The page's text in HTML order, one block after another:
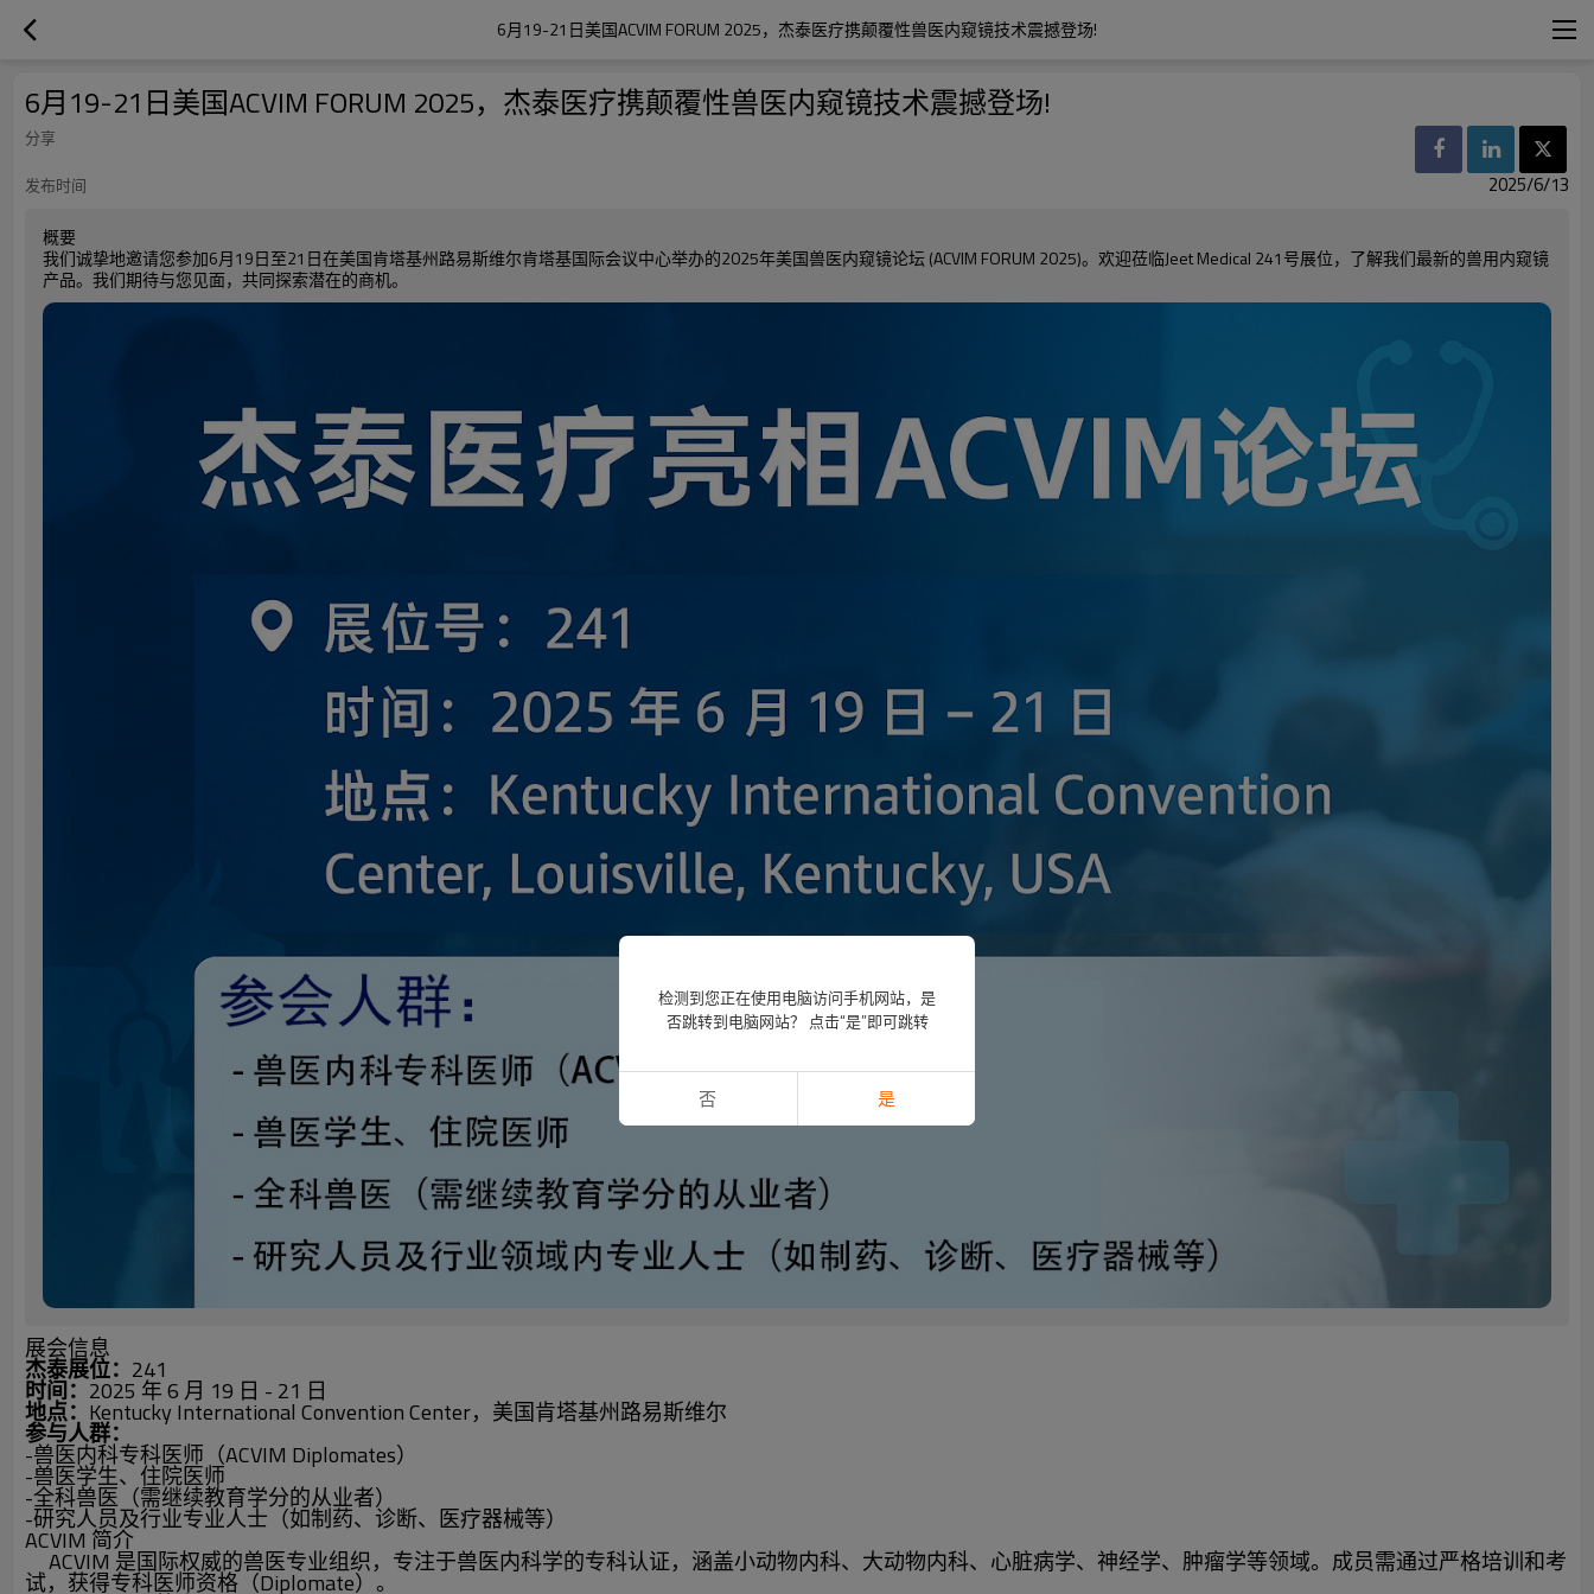
6月19-21日美国ACVIM FORUM 2025，杰泰医疗携颠覆性兽医内窥镜技术震撼登场!
6月19-21日美国ACVIM FORUM 2025，杰泰医疗携颠覆性兽医内窥镜技术震撼登场!
分享
发布时间
2025/6/13
概要
我们诚挚地邀请您参加6月19日至21日在美国肯塔基州路易斯维尔肯塔基国际会议中心举办的2025年美国兽医内窥镜论坛 (ACVIM FORUM 2025)。欢迎莅临Jeet Medical 241号展位，了解我们最新的兽用内窥镜
产品。我们期待与您见面，共同探索潜在的商机。
展会信息
杰泰展位： 241
时间： 2025 年 6 月 19 日 - 21 日
地点： Kentucky International Convention Center，美国肯塔基州路易斯维尔
参与人群：
-兽医内科专科医师（ACVIM Diplomates）
-兽医学生、住院医师
-全科兽医（需继续教育学分的从业者）
-研究人员及行业专业人士（如制药、诊断、医疗器械等）
ACVIM 简介
ACVIM 是国际权威的兽医专业组织，专注于兽医内科学的专科认证，涵盖小动物内科、大动物内科、心脏病学、神经学、肿瘤学等领域。成员需通过严格培训和考
试，获得专科医师资格（Diplomate）。
检测到您正在使用电脑访问手机网站，是
否跳转到电脑网站？ 点击“是”即可跳转
否 是